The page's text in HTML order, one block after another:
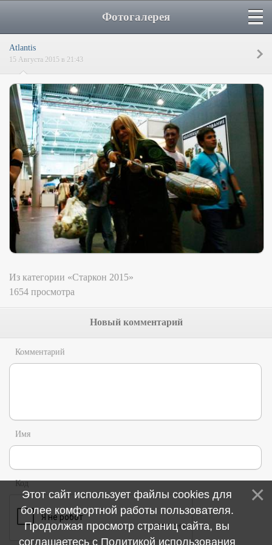
Фотогалерея
Atlantis
15 Августа 2015 в 21:43
Из категории «Старкон 2015»
1654 просмотра
Новый комментарий
Комментарий
Имя
Код
Этот сайт использует файлы cookies для
более комфортной работы пользователя.
Продолжая просмотр страниц сайта, вы
соглашаетесь с Политикой использования